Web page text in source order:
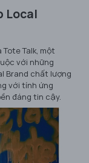
Local
Talk, một
với những
Brand chất lượng
với tính ứng
đáng tin cậy.